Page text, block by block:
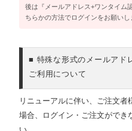
後は『メールアドレス+ワンタイム
ちらかの方法でログインをお願いし
■ 特殊な形式のメールアド
ご利用について
リニューアルに伴い、ご注文
場合、ログイン・ご注文ができ